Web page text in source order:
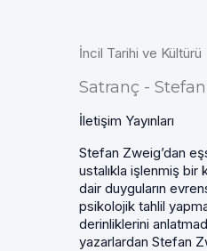
İncil Tarihi ve Kültürü
Satranç -
İletişim Yayınları
Stefan Zweig’dan
ustalıkla işlenmiş bir
dair duyguların
psikolojik tahlil
derinliklerini
yazarlardan Stefan